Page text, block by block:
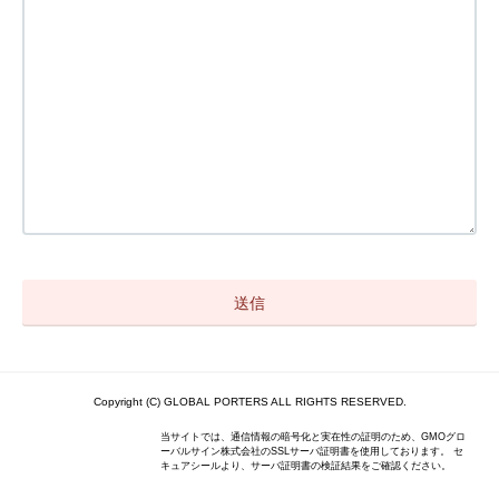
Copyright (C) GLOBAL PORTERS ALL RIGHTS RESERVED.
当サイトでは、通信情報の暗号化と実在性の証明のため、GMOグロ
ーバルサイン株式会社のSSLサーバ証明書を使用しております。 セ
キュアシールより、サーバ証明書の検証結果をご確認ください。